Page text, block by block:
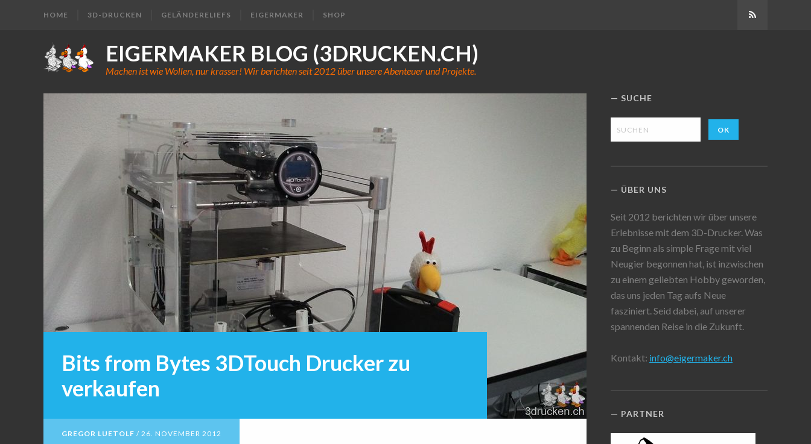
HOME 3D-DRUCKEN GELÄNDERELIEFS EIGERMAKER SHOP
EIGERMAKER BLOG (3DRUCKEN.CH)
Machen ist wie Wollen, nur krasser! Wir berichten seit 2012 über unsere Abenteuer und Projekte.
Bits from Bytes 3DTouch Drucker zu
verkaufen
GREGOR LUETOLF / 26. NOVEMBER 2012
SUCHE
ÜBER UNS
Seit 2012 berichten wir über unsere
Erlebnisse mit dem 3D-Drucker. Was
zu Beginn als simple Frage mit viel
Neugier begonnen hat, ist inzwischen
zu einem geliebten Hobby geworden,
das uns jeden Tag aufs Neue
fasziniert. Seid dabei, auf unserer
spannenden Reise in die Zukunft.
Kontakt: info@eigermaker.ch
PARTNER